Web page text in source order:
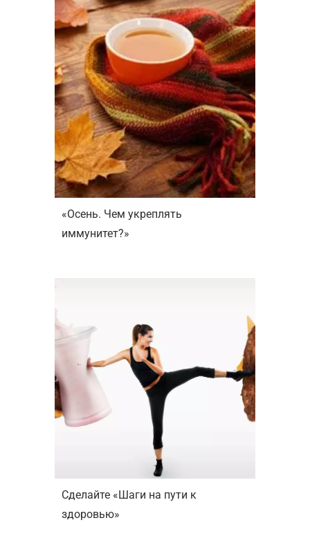
«Осень. Чем укреплять
иммунитет?»
Сделайте «Шаги на пути к
здоровью»